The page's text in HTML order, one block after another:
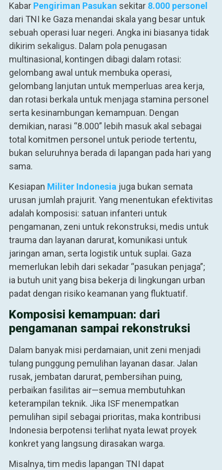
Kabar Pengiriman Pasukan sekitar 8.000 personel
dari TNI ke Gaza menandai skala yang besar untuk
sebuah operasi luar negeri. Angka ini biasanya tidak
dikirim sekaligus. Dalam pola penugasan
multinasional, kontingen dibagi dalam rotasi:
gelombang awal untuk membuka operasi,
gelombang lanjutan untuk memperluas area kerja,
dan rotasi berkala untuk menjaga stamina personel
serta kesinambungan kemampuan. Dengan
demikian, narasi “8.000” lebih masuk akal sebagai
total komitmen personel untuk periode tertentu,
bukan seluruhnya berada di lapangan pada hari yang
sama.
Kesiapan Militer Indonesia juga bukan semata
urusan jumlah prajurit. Yang menentukan efektivitas
adalah komposisi: satuan infanteri untuk
pengamanan, zeni untuk rekonstruksi, medis untuk
trauma dan layanan darurat, komunikasi untuk
jaringan aman, serta logistik untuk suplai. Gaza
memerlukan lebih dari sekadar “pasukan penjaga”;
ia butuh unit yang bisa bekerja di lingkungan urban
padat dengan risiko keamanan yang fluktuatif.
Komposisi kemampuan: dari
pengamanan sampai rekonstruksi
Dalam banyak misi perdamaian, unit zeni menjadi
tulang punggung pemulihan layanan dasar. Jalan
rusak, jembatan darurat, pembersihan puing,
perbaikan fasilitas air—semua membutuhkan
keterampilan teknik. Jika ISF menempatkan
pemulihan sipil sebagai prioritas, maka kontribusi
Indonesia berpotensi terlihat nyata lewat proyek
konkret yang langsung dirasakan warga.
Misalnya, tim medis lapangan TNI dapat